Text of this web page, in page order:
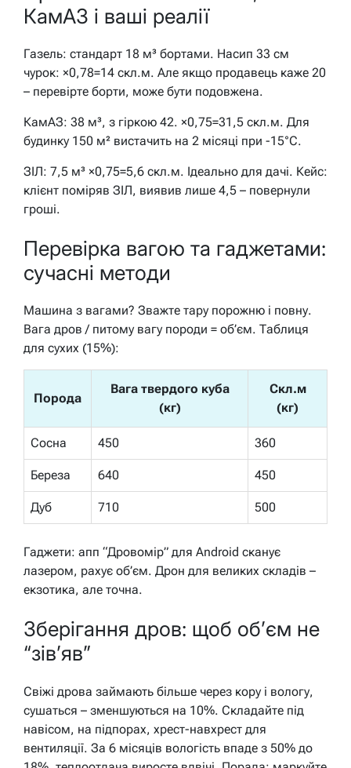
КамАЗ і ваші реалії
Газель: стандарт 18 м³ бортами. Насип 33 см
чурок: ×0,78=14 скл.м. Але якщо продавець каже 20
– перевірте борти, може бути подовжена.
КамАЗ: 38 м³, з гіркою 42. ×0,75=31,5 скл.м. Для
будинку 150 м² вистачить на 2 місяці при -15°C.
ЗІЛ: 7,5 м³ ×0,75=5,6 скл.м. Ідеально для дачі. Кейс:
клієнт поміряв ЗІЛ, виявив лише 4,5 – повернули
гроші.
Перевірка вагою та гаджетами:
сучасні методи
Машина з вагами? Зважте тару порожню і повну.
Вага дров / питому вагу породи = об’єм. Таблиця
для сухих (15%):
Порода
Вага твердого куба
(кг)
Скл.м
(кг)
Сосна 450 360
Береза 640 450
Дуб 710 500
Гаджети: апп “Дровомір” для Android сканує
лазером, рахує об’єм. Дрон для великих складів –
екзотика, але точна.
Зберігання дров: щоб об’єм не
“зів’яв”
Свіжі дрова займають більше через кору і вологу,
сушаться – зменшуються на 10%. Складайте під
навісом, на підпорах, хрест-навхрест для
вентиляції. За 6 місяців вологість впаде з 50% до